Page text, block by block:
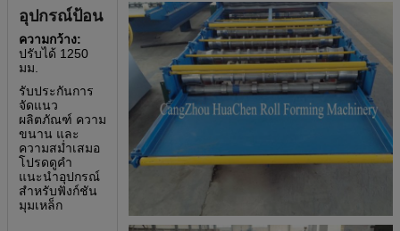
อุปกรณ์ป้อน
ความกว้าง:
ปรับได้ 1250
มม.
รับประกันการ
จัดแนว
ผลิตภัณฑ์ ความ
ขนาน และ
ความสม่ำเสมอ
โปรดดูคำ
แนะนำอุปกรณ์
สำหรับฟังก์ชัน
มุมเหล็ก